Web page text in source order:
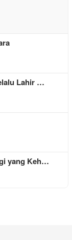
Lahir …
yang Keh…